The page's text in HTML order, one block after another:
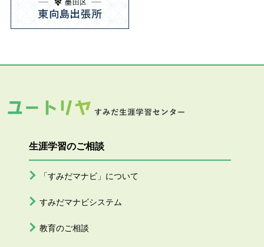
生涯学習のご相談
「すみだマナビ」について
すみだマナビシステム
教育のご相談